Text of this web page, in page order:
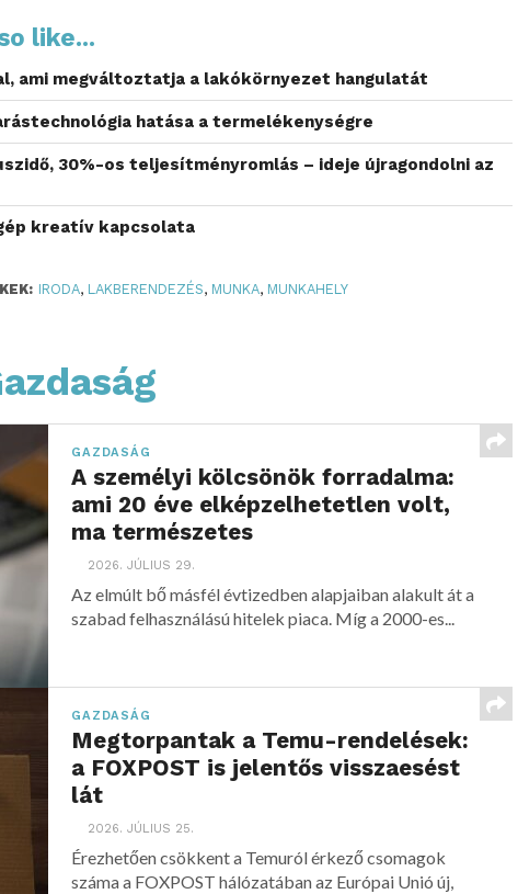
like...
ami megváltoztatja a lakókörnyezet hangulatát
hatása a termelékenységre
30%-os teljesítményromlás – ideje újragondolni az
kreatív kapcsolata
IRODA, LAKBERENDEZÉS, MUNKA, MUNKAHELY
GAZDASÁG
A személyi kölcsönök forradalma:
ami 20 éve elképzelhetetlen volt,
ma természetes
2026. JÚLIUS 29.
Az elmúlt bő másfél évtizedben alapjaiban alakult át a
szabad felhasználású hitelek piaca. Míg a 2000-es...
GAZDASÁG
Megtorpantak a Temu-rendelések:
a FOXPOST is jelentős visszaesést
lát
2026. JÚLIUS 25.
Érezhetően csökkent a Temuról érkező csomagok
száma a FOXPOST hálózatában az Európai Unió új,